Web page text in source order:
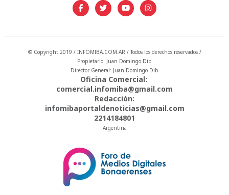
© Copyright 2019 / INFOMIBA.COM.AR / Todos los derechos reservados /
Propietario: Juan Domingo Dib
Director General: Juan Domingo Dib
Oficina Comercial:
comercial.infomiba@gmail.com
Redacción:
infomibaportaldenoticias@gmail.com
2214184801
Argentina